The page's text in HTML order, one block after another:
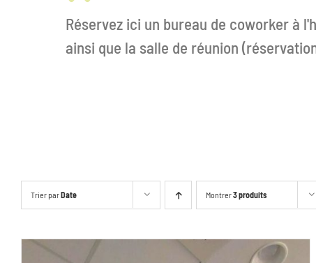
Réservez ici un bureau de coworker à
ainsi que la salle de réunion
Trier parDate Montrer3 produits